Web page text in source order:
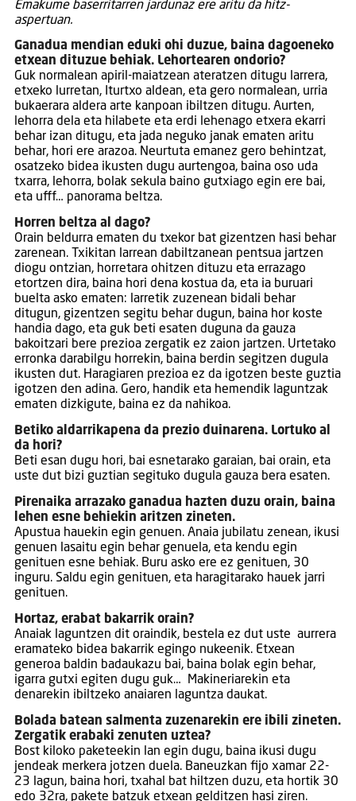
Emakume baserritarren jardunaz ere aritu da hitz-
aspertuan.
Ganadua mendian eduki ohi duzue, baina dagoeneko
etxean dituzue behiak. Lehortearen ondorio?
Guk normalean apiril-maiatzean ateratzen ditugu larrera,
etxeko lurretan, Iturtxo aldean, eta gero normalean, urria
bukaerara aldera arte kanpoan ibiltzen ditugu. Aurten,
lehorra dela eta hilabete eta erdi lehenago etxera ekarri
behar izan ditugu, eta jada neguko janak ematen aritu
behar, hori ere arazoa. Neurtuta emanez gero behintzat,
osatzeko bidea ikusten dugu aurtengoa, baina oso uda
txarra, lehorra, bolak sekula baino gutxiago egin ere bai,
eta ufff… panorama beltza.
Horren beltza al dago?
Orain beldurra ematen du txekor bat gizentzen hasi behar
zarenean. Txikitan larrean dabiltzanean pentsua jartzen
diogu ontzian, horretara ohitzen dituzu eta errazago
etortzen dira, baina hori dena kostua da, eta ia buruari
buelta asko ematen: larretik zuzenean bidali behar
ditugun, gizentzen segitu behar dugun, baina hor koste
handia dago, eta guk beti esaten duguna da gauza
bakoitzari bere prezioa zergatik ez zaion jartzen. Urtetako
erronka darabilgu horrekin, baina berdin segitzen dugula
ikusten dut. Haragiaren prezioa ez da igotzen beste guztia
igotzen den adina. Gero, handik eta hemendik laguntzak
ematen dizkigute, baina ez da nahikoa.
Betiko aldarrikapena da prezio duinarena. Lortuko al
da hori?
Beti esan dugu hori, bai esnetarako garaian, bai orain, eta
uste dut bizi guztian segituko dugula gauza bera esaten.
Pirenaika arrazako ganadua hazten duzu orain, baina
lehen esne behiekin aritzen zineten.
Apustua hauekin egin genuen. Anaia jubilatu zenean, ikusi
genuen lasaitu egin behar genuela, eta kendu egin
genituen esne behiak. Buru asko ere ez genituen, 30
inguru. Saldu egin genituen, eta haragitarako hauek jarri
genituen.
Hortaz, erabat bakarrik orain?
Anaiak laguntzen dit oraindik, bestela ez dut uste aurrera
eramateko bidea bakarrik egingo nukeenik. Etxean
generoa baldin badaukazu bai, baina bolak egin behar,
igarra gutxi egiten dugu guk… Makineriarekin eta
denarekin ibiltzeko anaiaren laguntza daukat.
Bolada batean salmenta zuzenarekin ere ibili zineten.
Zergatik erabaki zenuten uztea?
Bost kiloko paketeekin lan egin dugu, baina ikusi dugu
jendeak merkera jotzen duela. Baneuzkan fijo xamar 22-
23 lagun, baina hori, txahal bat hiltzen duzu, eta hortik 30
edo 32ra, pakete batzuk etxean gelditzen hasi ziren.